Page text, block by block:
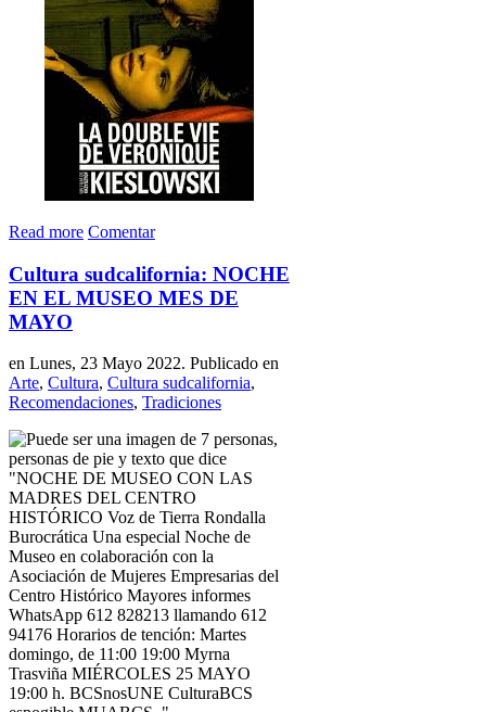
Read more Comentar
Cultura sudcalifornia: NOCHE
EN EL MUSEO MES DE
MAYO
en Lunes, 23 Mayo 2022. Publicado en
Arte, Cultura, Cultura sudcalifornia,
Recomendaciones, Tradiciones